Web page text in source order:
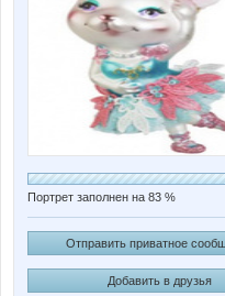
Портрет заполнен на 83 %
Отправить приватное
Добавить в друзья